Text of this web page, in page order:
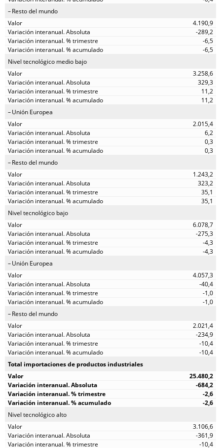
Resto del mundo
4.190,9
-289,2
-6,5
-6,5
Nivel tecnológico medio bajo
3.258,6
329,3
11,2
11,2
Unión Europea
2.015,4
6,2
0,3
0,3
Resto del mundo
1.243,2
323,2
35,1
35,1
Nivel tecnológico bajo
6.078,7
-275,3
-4,3
-4,3
Unión Europea
4.057,3
-40,4
-1,0
-1,0
Resto del mundo
2.021,4
-234,9
-10,4
-10,4
Total importaciones de productos industriales
25.480,2
-684,2
-2,6
-2,6
Nivel tecnológico alto
3.106,6
-361,9
-10,4